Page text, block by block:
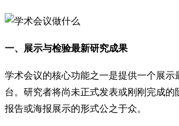
一、展示与检验最新研究成果
学术会议的核心功能之一是提供一个展示
台。研究者将尚未正式发表或刚刚完成的
报告或海报展示的形式公之于众。